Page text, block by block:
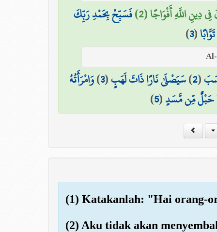
اللَّهِ أَفْوَاجًا (2) فَسَبِّحْ بِحَمْدِ رَبِّكَ
(
3
)
(
2
)سَيَصْلَىٰ نَارًا ذَاتَ لَهَبٍ(
3
)وَامْرَأَتُهُ
حَبْلٌ مِّن مَّسَدٍ(
5
)
(1) Katakanlah: "Hai orang-
(2) Aku tidak akan